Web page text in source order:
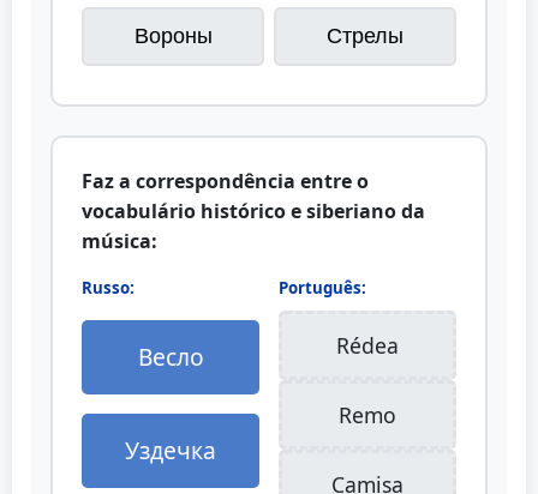
Вороны Стрелы
Faz a correspondência entre o
vocabulário histórico e siberiano da
música:
Russo:
Весло
Уздечка
Português:
Rédea
Remo
Camisa